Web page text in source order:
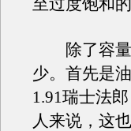
至过度饱和
除了容量
少。首先是
1.91瑞士法
人来说，这